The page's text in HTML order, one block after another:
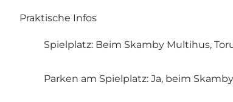
Praktische Infos
Spielplatz: Beim Skamby Multihus,
Parken am Spielplatz: Ja, beim